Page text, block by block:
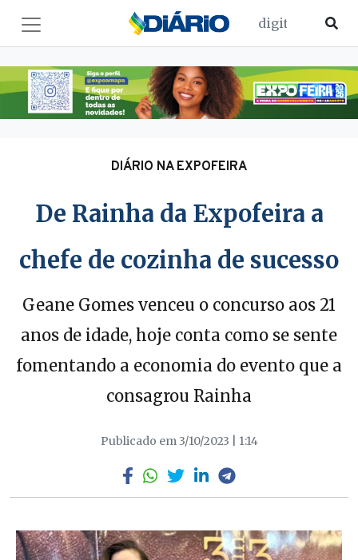
DIÁRIO NA EXPOFEIRA
De Rainha da Expofeira a
chefe de cozinha de sucesso
Geane Gomes venceu o concurso aos 21
anos de idade, hoje conta como se sente
fomentando a economia do evento que a
consagrou Rainha
Publicado em 3/10/2023 | 1:14